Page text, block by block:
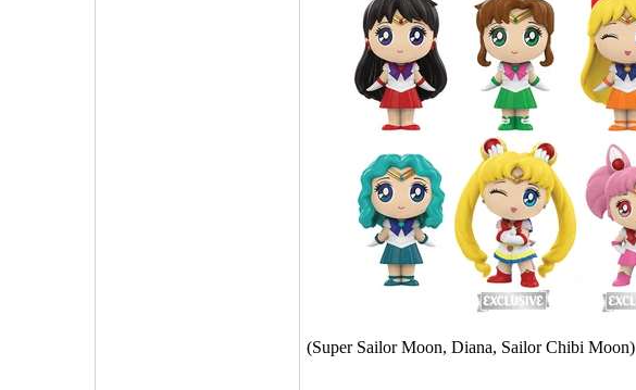
(Super Sailor Moon, Diana, Sailor Chibi Moon)